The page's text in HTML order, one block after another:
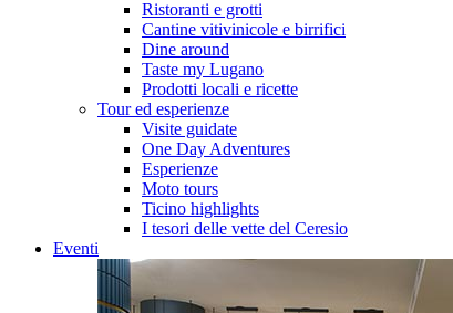
Ristoranti e grotti
Cantine vitivinicole e birrifici
Dine around
Taste my Lugano
Prodotti locali e ricette
Tour ed esperienze
Visite guidate
One Day Adventures
Esperienze
Moto tours
Ticino highlights
I tesori delle vette del Ceresio
Eventi